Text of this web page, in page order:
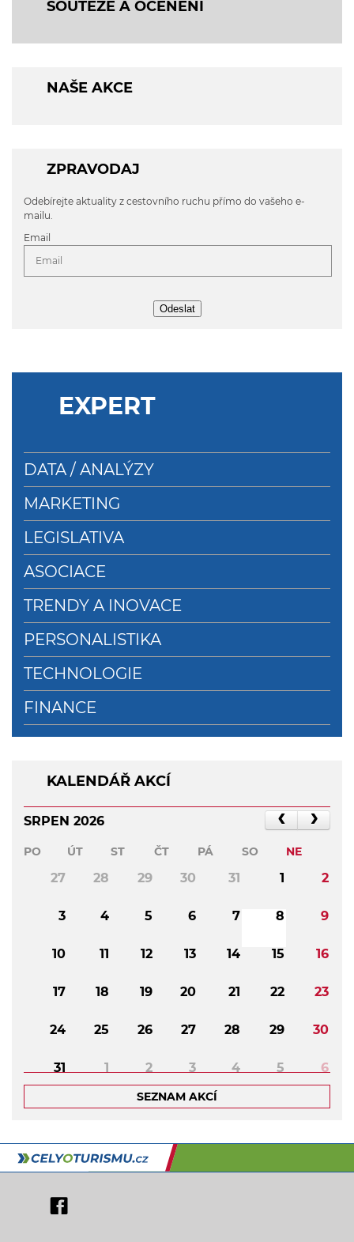
SOUTĚŽE A OCENĚNÍ
NAŠE AKCE
ZPRAVODAJ
Odebírejte aktuality z cestovního ruchu přímo do vašeho e-
mailu.
Email
Odeslat
EXPERT
DATA / ANALÝZY
MARKETING
LEGISLATIVA
ASOCIACE
TRENDY A INOVACE
PERSONALISTIKA
TECHNOLOGIE
FINANCE
KALENDÁŘ AKCÍ
SRPEN 2026
PO ÚT ST ČT PÁ SO NE
27 28 29 30 31 1 2
3 4 5 6 7 8 9
10 11 12 13 14 15 16
17 18 19 20 21 22 23
24 25 26 27 28 29 30
31 1 2 3 4 5 6
SEZNAM AKCÍ